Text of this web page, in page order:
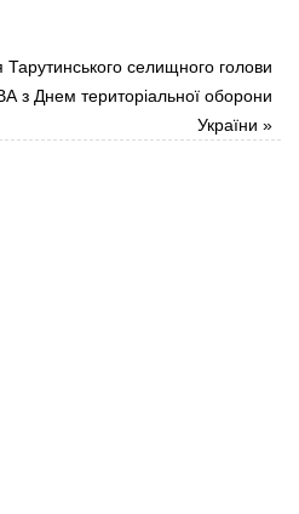
Тарутинського селищного голови
з Днем територіальної оборони
України»